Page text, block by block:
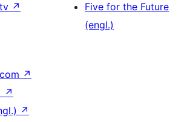
↗
Five for the Future
(engl.)
↗
↗
↗